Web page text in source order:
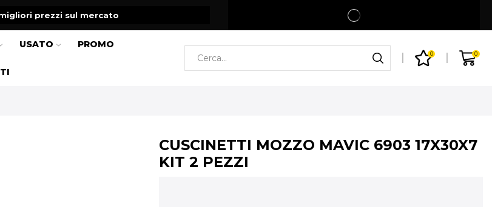
prezzi sul mercato Spedizione gratuita per ordini superiori a 99€
USATO PROMO
0 0
CUSCINETTI MOZZO MAVIC 6903 17X30X7
KIT 2 PEZZI